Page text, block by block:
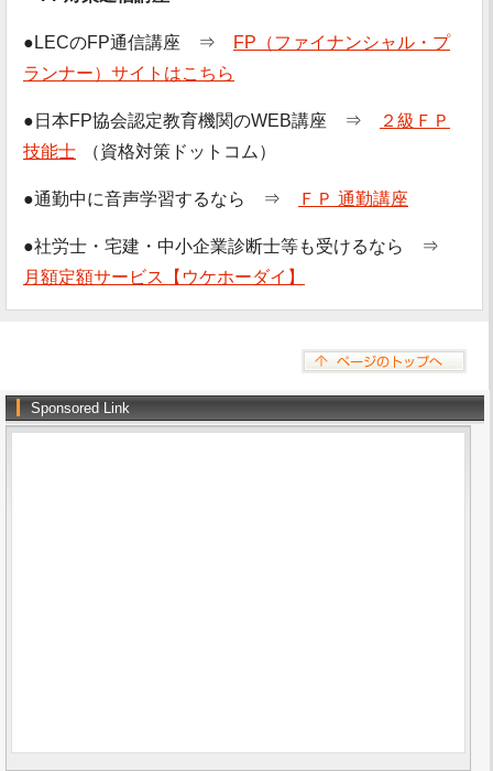
●LECのFP通信講座 ⇒
FP（ファイナンシャル・プ
ランナー）サイトはこちら
●日本FP協会認定教育機関のWEB講座 ⇒
２級ＦＰ
技能士
（資格対策ドットコム）
●通勤中に音声学習するなら ⇒ ＦＰ 通勤講座
●社労士・宅建・中小企業診断士等も受けるなら ⇒
月額定額サービス【ウケホーダイ】
Sponsored Link